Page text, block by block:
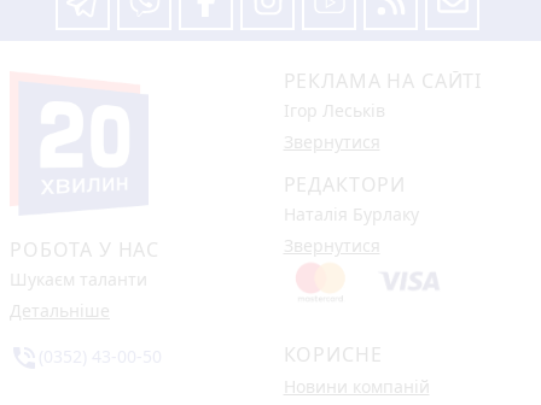
РОБОТА У НАС
Шукаєм таланти
Детальніше
РЕКЛАМА НА САЙТІ
Ігор Леськів
Звернутися
РЕДАКТОРИ
Наталія Бурлаку
Звернутися
КОРИСНЕ
Новини компаній